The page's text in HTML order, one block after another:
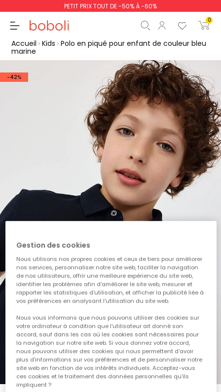
PETIT PRIX TOUT DE -50% À -60%
0
0,00 €
0,00 €
Commencer la
Accueil Kids Polo en piqué pour enfant de couleur bleu
marine
-42%
1 2 3 4 5
Gestion des cookies
Nous utilisons nos propres cookies et ceux de tiers pour améliorer
nos services, personnaliser notre site web, faciliter la navigation
de nos utilisateurs, offrir une meilleure expérience du site web,
identifier les problèmes afin d'améliorer le site web, mesurer et
rapporter les statistiques d'utilisation, et afficher la publicité liée à
vos préférences en analysant l'utilisation du site web.
Nous vous informons que nous pouvons utiliser des cookies sur
votre ordinateur à condition que l'utilisateur ait donné son
accord, sauf dans les cas où les cookies sont nécessaires pour
la navigation sur notre site web. Si vous donnez votre accord,
nous pouvons utiliser des cookies qui nous permettent d'avoir
plus d'informations sur vos préférences et de personnaliser notre
site web en fonction de vos intérêts individuels. Acceptez-vous
ces cookies et le traitement des données personnelles qu'ils
impliquent ?